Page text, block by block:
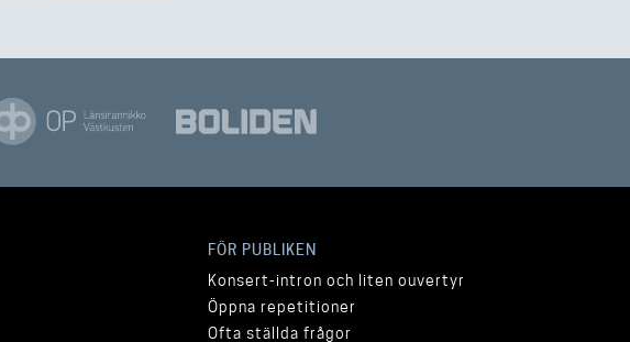
FÖR PUBLIKEN
Konsert-intron och liten ouvertyr
Öppna repetitioner
Ofta ställda frågor